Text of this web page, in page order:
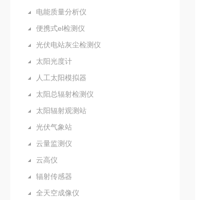
电能质量分析仪
便携式el检测仪
光伏电站灰尘检测仪
太阳光度计
人工太阳模拟器
太阳总辐射检测仪
太阳辐射观测站
光伏气象站
云量监测仪
云高仪
辐射传感器
全天空成像仪